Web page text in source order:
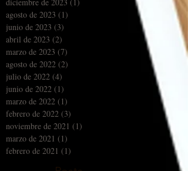
agosto de 2024 (4) 4 entradas
diciembre de 2023
agosto de 2023 (1)
junio de 2023 (3)
abril de 2023 (2)2 entradas
marzo de 2023 (7)
agosto de 2022 (2)
julio de 2022 (4)4 entradas
junio de 2022 (1)1 entrada
marzo de 2022 (1)1 entrada
febrero de 2022 (3) 3 entradas
noviembre de 2021
marzo de 2021 (1)1 entrada
febrero de 2021